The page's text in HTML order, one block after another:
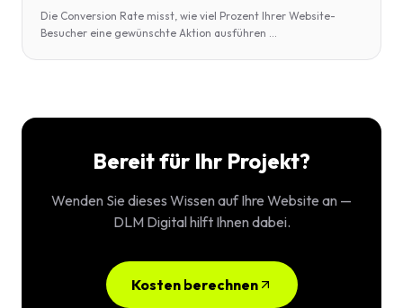
Die Conversion Rate misst, wie viel Prozent Ihrer Website-
Besucher eine gewünschte Aktion ausführen
Bereit für Ihr Projekt?
Wenden Sie dieses Wissen auf Ihre Website an —
DLM Digital hilft Ihnen dabei.
Kosten berechnen